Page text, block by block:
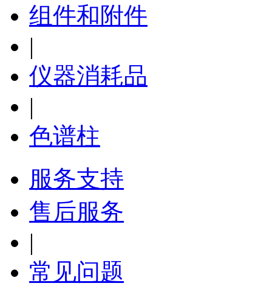
组件和附件
|
仪器消耗品
|
色谱柱
服务支持
售后服务
|
常见问题